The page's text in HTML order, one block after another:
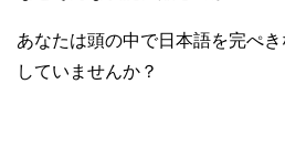
あなたは頭の中で日本語を完ぺ
していませんか？